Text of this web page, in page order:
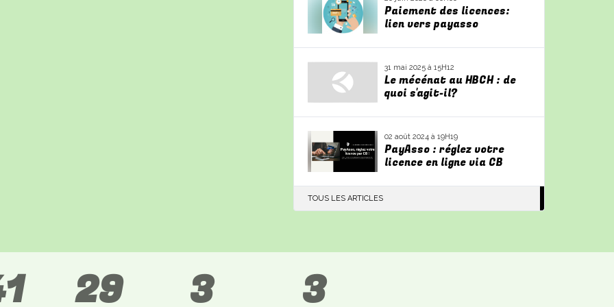
Paiement des licences:
lien vers payasso
31 mai 2025 à 15H12
Le mécénat au HBCH : de
quoi s'agit-il?
02 août 2024 à 19H19
PayAsso : réglez votre
licence en ligne via CB
TOUS LES ARTICLES
29 3 3